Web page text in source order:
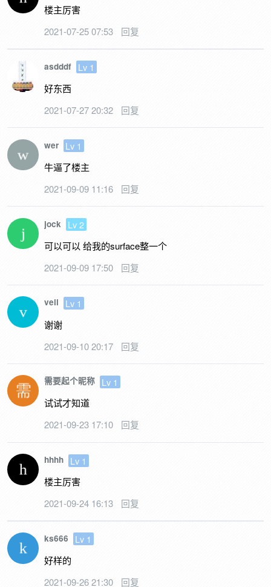
楼主厉害
2021-07-25 07:53
回复
asdddf
Lv 1
好东西
2021-07-27 20:32
回复
wer
Lv 1
牛逼了楼主
2021-09-09 11:16
回复
jock
Lv 2
可以可以 给我的surface整一个
2021-09-09 17:50
回复
veil
Lv 1
谢谢
2021-09-10 20:17
回复
需要起个昵称
Lv 1
试试才知道
2021-09-23 17:10
回复
hhhh
Lv 1
楼主厉害
2021-09-24 16:13
回复
ks666
Lv 1
好样的
2021-09-26 21:30
回复